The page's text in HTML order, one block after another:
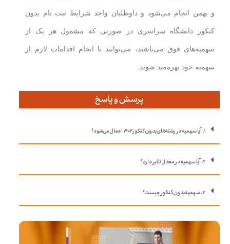
و بهمن انجام می‌شود و داوطلبان واجد شرایط ثبت نام بدون
کنکور دانشگاه سراسری در صورتی که مشمول هر یک از
سهمیه‌های فوق می‌باشند، می‌توانند با انجام اقدامات لازم از
سهمیه خود بهره‌مند شوند.
پرسش و پاسخ
۱. آیا سهمیه در رشته‌های بدون کنکور ۱۴۰۳ اعمال می‌شود؟
۲. آیا سهمیه در معدل تاثیر دارد؟
۳. سهمیه بدون کنکور چیست؟